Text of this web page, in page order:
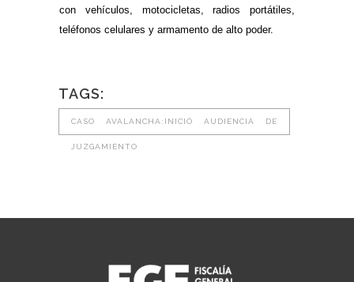
con vehículos, motocicletas, radios portátiles,
teléfonos celulares y armamento de alto poder.
TAGS:
CASO AVALANCHA:INICIÓ AUDIENCIA DE
JUZGAMIENTO